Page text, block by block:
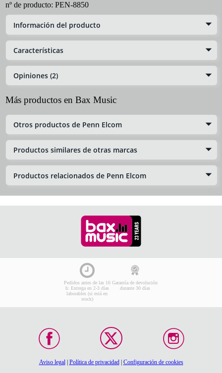
nº de producto: PEN-8850
Información del producto
Características
Opiniones (2)
Más productos en Bax Music
Otros productos de Penn Elcom
Productos similares de otras marcas
Productos relacionados de Penn Elcom
Pedidos antes de las 16
h: Entrega en 2-3 días
laborables (si está en
stock)
Garantía de devolución
durante 30 días
Aviso legal| Política de privacidad| Configuración de cookies